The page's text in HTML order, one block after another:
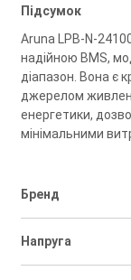
Підсумок
Aruna LPB-N-
надійною BMS,
діапазон. Вона є
джерелом
енергетики,
мінімальними
Бренд
Напруга